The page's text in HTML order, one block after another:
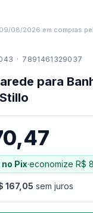
09/08/2026 em compras
· 7891461329037
para
no Pix·economize R$
167,05 sem juros